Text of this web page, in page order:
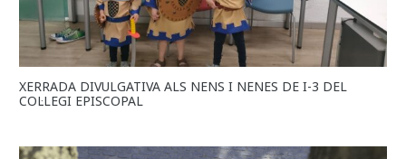
XERRADA DIVULGATIVA ALS NENS I NENES DE I-3 DEL
COL·LEGI EPISCOPAL